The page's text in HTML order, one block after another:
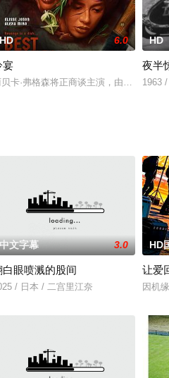
不露的老板娘，神秘莫测的服务员，
饰）是隶属于华盛顿警署的高级警务
HD 6.0
宴
卡·弗格森将正商谈主演，由蒂姆·米
HD
夜半
1963
中文字幕 3.0
白眼喷溅的股间
/ 日本 / 二宫里江奈
HD
让爱
因机